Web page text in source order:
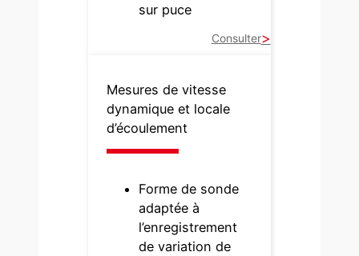
sur puce
Consulter
Mesures de vitesse
dynamique et locale
d’écoulement
Forme de sonde
adaptée à
l’enregistrement
de variation de